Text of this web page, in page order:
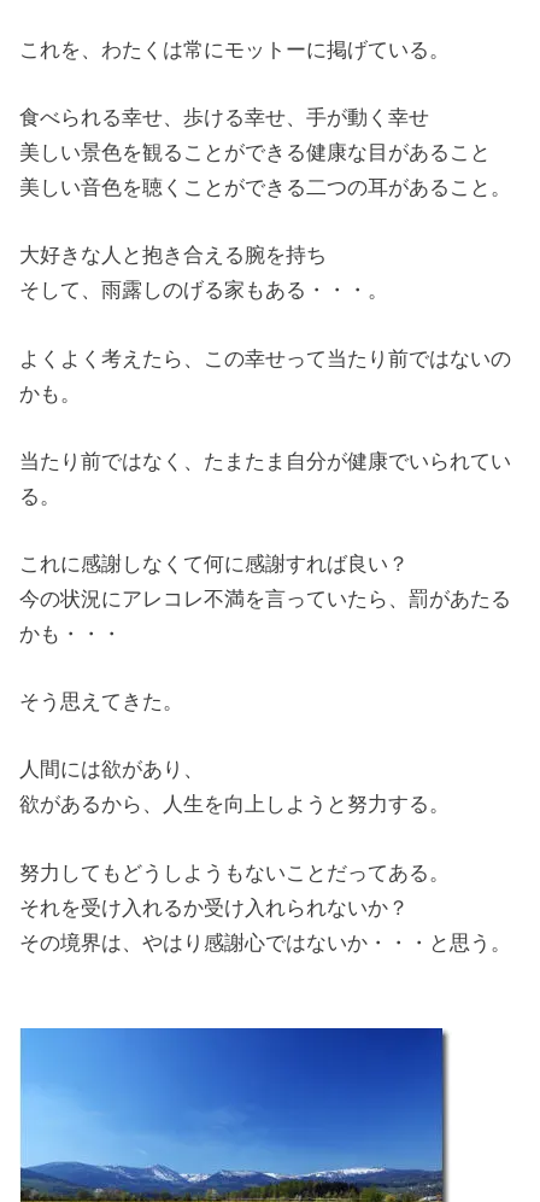
これを、わたくは常にモットーに掲げている。
食べられる幸せ、歩ける幸せ、手が動く幸せ
美しい景色を観ることができる健康な目があること
美しい音色を聴くことができる二つの耳があること。
大好きな人と抱き合える腕を持ち
そして、雨露しのげる家もある・・・。
よくよく考えたら、この幸せって当たり前ではないの
かも。
当たり前ではなく、たまたま自分が健康でいられてい
る。
これに感謝しなくて何に感謝すれば良い？
今の状況にアレコレ不満を言っていたら、罰があたる
かも・・・
そう思えてきた。
人間には欲があり、
欲があるから、人生を向上しようと努力する。
努力してもどうしようもないことだってある。
それを受け入れるか受け入れられないか？
その境界は、やはり感謝心ではないか・・・と思う。